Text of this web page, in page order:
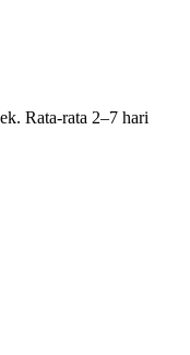
Rata-rata 2–7 hari